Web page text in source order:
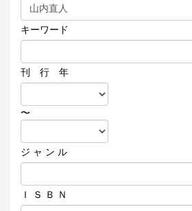
キーワード
刊 行 年
〜
ジ ャ ン ル
Ｉ Ｓ Ｂ Ｎ